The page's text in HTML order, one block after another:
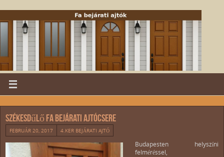
Székesdűlő fa bejárati ajtócsere
FEBRUÁR 20, 2017 4.KER BEJÁRATI AJTÓ
Budapesten helyszíni
felméréssel,